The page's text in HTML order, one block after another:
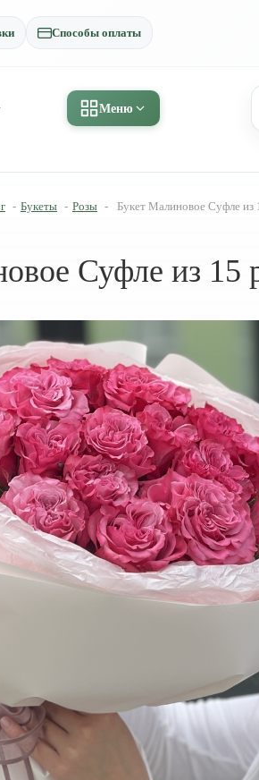
Способы оплаты
Меню
- Букеты - Розы - Букет Малиновое Суфле из
Суфле из 15